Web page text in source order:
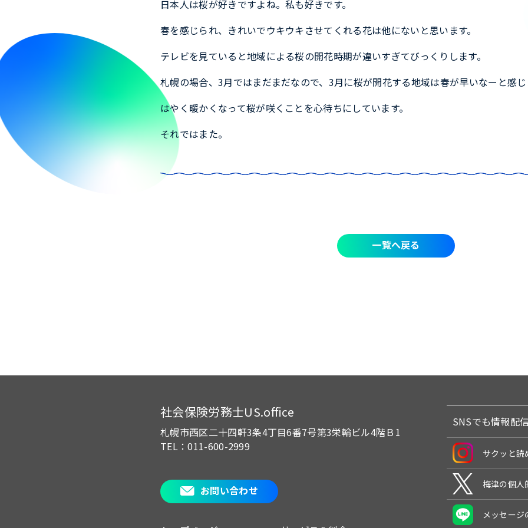
日本人は桜が好きですよね。私も好きです。
春を感じられ、きれいでウキウキさせてくれる花は他にないと思います。
テレビを見ていると地域による桜の開花時期が違いすぎてびっくりします。
札幌の場合、3月ではまだまだなので、3月に桜が開花する地域は春が早いなーと感
はやく暖かくなって桜が咲くことを心待ちにしています。
それではまた。
一覧へ戻る
社会保険労務士US.office
札幌市西区二十四軒3条4丁目6番7号第3栄輪ビル4階Ｂ1
TEL：011-600-2999
お問い合わせ
SNSでも情報配
サクッと読
梅津の個人
メッセー